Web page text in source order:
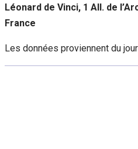
Léonard de Vinci, 1 All. de
France
Les données proviennent du